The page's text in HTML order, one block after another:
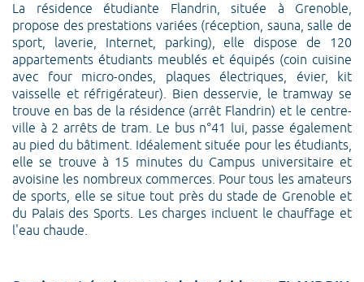
La résidence étudiante Flandrin, située à Grenoble,
propose des prestations variées (réception, sauna, salle de
sport, laverie, Internet, parking), elle dispose de 120
appartements étudiants meublés et équipés (coin cuisine
avec four micro-ondes, plaques électriques, évier, kit
vaisselle et réfrigérateur). Bien desservie, le tramway se
trouve en bas de la résidence (arrêt Flandrin) et le centre-
ville à 2 arrêts de tram. Le bus n°41 lui, passe également
au pied du bâtiment. Idéalement située pour les étudiants,
elle se trouve à 15 minutes du Campus universitaire et
avoisine les nombreux commerces. Pour tous les amateurs
de sports, elle se situe tout près du stade de Grenoble et
du Palais des Sports. Les charges incluent le chauffage et
l'eau chaude.